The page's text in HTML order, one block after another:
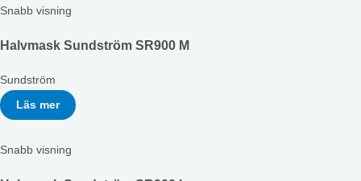
Snabb visning
Halvmask Sundström SR900 M
Sundström
Läs mer
Snabb visning